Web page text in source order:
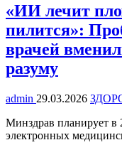
«ИИ лечит
пилится»:
врачей
разуму
admin 29.03.2026
Минздрав планирует в
электронных